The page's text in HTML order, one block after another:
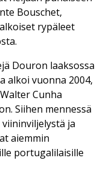
Bouschet,
rypäleet
Douron laaksossa
alkoi vuonna 2004,
Cunha
Siihen mennessä
ja
aiemmin
portugalilaisille